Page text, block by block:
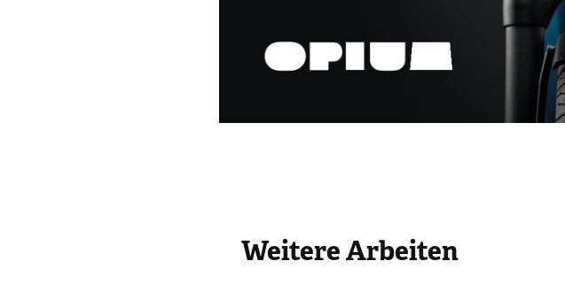
Weitere Arbeiten